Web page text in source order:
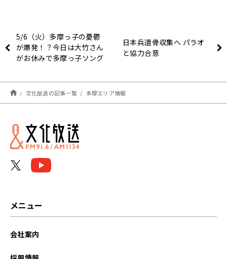
5/6（火）多摩っ子の憂鬱
が爆発！？今日は大竹さん
がお休みで多摩っ子ソング
日本兵遺骨収集へ パラオ
と協力合意
文化放送の記事一覧 多摩エリア情報
メニュー
会社案内